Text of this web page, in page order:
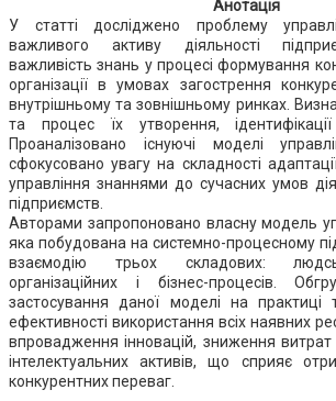
Анотація
У статті досліджено проблему
важливого активу діяльності
важливість знань у процесі формування
організації в умовах загострення
внутрішньому та зовнішньому ринках.
та процес їх утворення,
Проаналізовано існуючі моделі
сфокусовано увагу на складності
управління знаннями до сучасних умов
підприємств.
Авторами запропоновано власну модель
яка побудована на системно-процесному
взаємодію трьох складових:
організаційних і бізнес-процесів.
застосування даної моделі на практиці
ефективності використання всіх наявних
впровадження інновацій, зниження витрат
інтелектуальних активів, що сприяє
конкурентних переваг.